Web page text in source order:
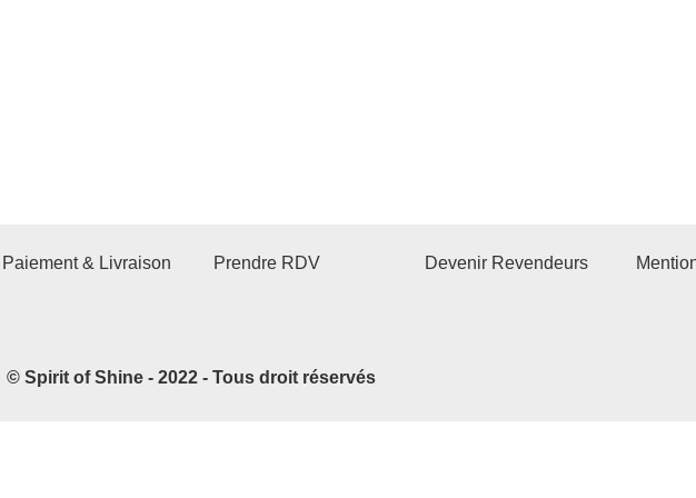
Paiement & Livraison Prendre RDV Devenir Revendeurs
© Spirit of Shine - 2022 - Tous droit réservés